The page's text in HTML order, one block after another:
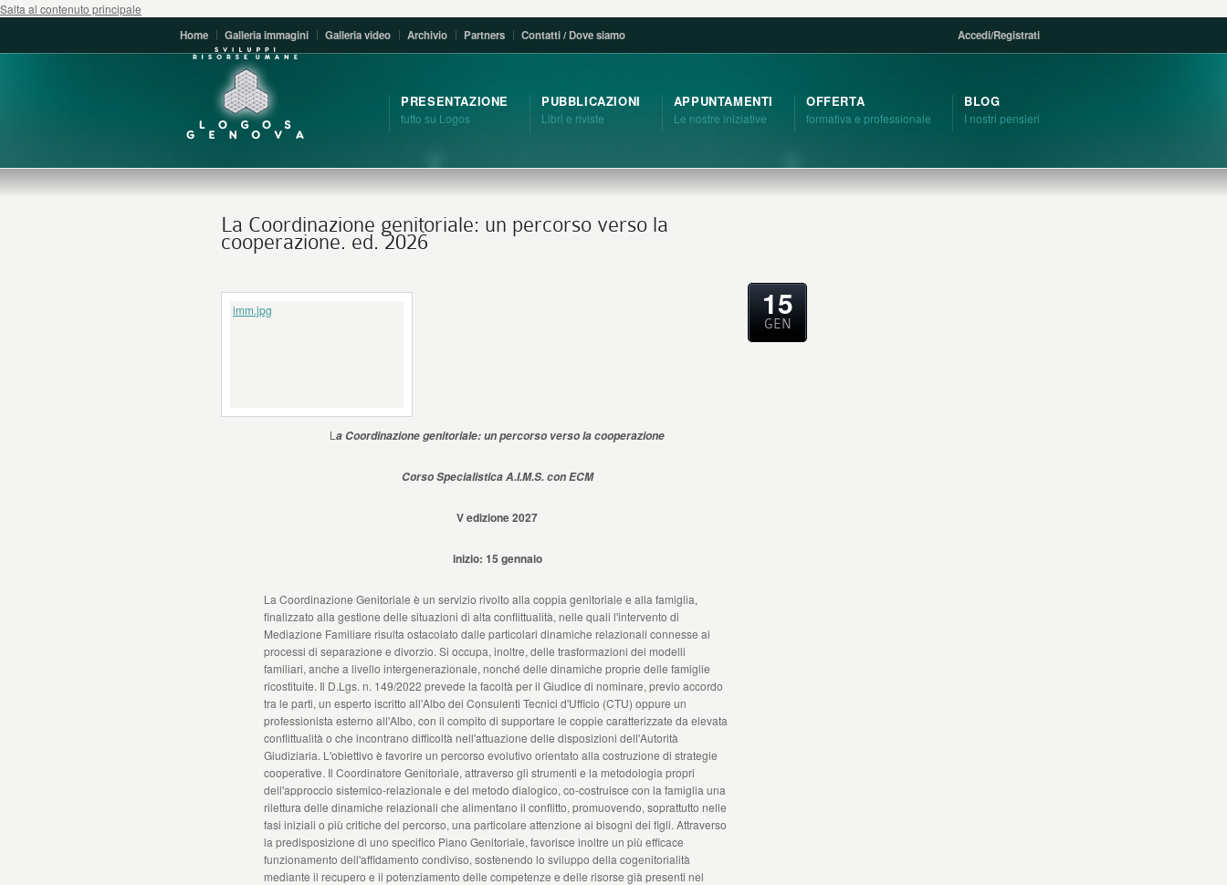
Salta al contenuto principale
Home
Galleria immagini Galleria video Archivio Partners Contatti / Dove siamo Accedi/Registrati
PRESENTAZIONE
tutto su Logos
PUBBLICAZIONI
Libri e riviste
APPUNTAMENTI
Le nostre iniziative
OFFERTA
formativa e professionale
BLOG
I nostri pensieri
La Coordinazione genitoriale: un percorso verso la
cooperazione. ed. 2026
imm.jpg
La Coordinazione genitoriale: un percorso verso la cooperazione
Corso Specialistica A.I.M.S. con ECM
V edizione 2027
inizio: 15 gennaio
La Coordinazione Genitoriale è un servizio rivolto alla coppia genitoriale e alla famiglia,
finalizzato alla gestione delle situazioni di alta conflittualità, nelle quali l'intervento di
Mediazione Familiare risulta ostacolato dalle particolari dinamiche relazionali connesse ai
processi di separazione e divorzio. Si occupa, inoltre, delle trasformazioni dei modelli
familiari, anche a livello intergenerazionale, nonché delle dinamiche proprie delle famiglie
ricostituite. Il D.Lgs. n. 149/2022 prevede la facoltà per il Giudice di nominare, previo accordo
tra le parti, un esperto iscritto all'Albo dei Consulenti Tecnici d'Ufficio (CTU) oppure un
professionista esterno all'Albo, con il compito di supportare le coppie caratterizzate da elevata
conflittualità o che incontrano difficoltà nell'attuazione delle disposizioni dell'Autorità
Giudiziaria. L'obiettivo è favorire un percorso evolutivo orientato alla costruzione di strategie
cooperative. Il Coordinatore Genitoriale, attraverso gli strumenti e la metodologia propri
dell'approccio sistemico-relazionale e del metodo dialogico, co-costruisce con la famiglia una
rilettura delle dinamiche relazionali che alimentano il conflitto, promuovendo, soprattutto nelle
fasi iniziali o più critiche del percorso, una particolare attenzione ai bisogni dei figli. Attraverso
la predisposizione di uno specifico Piano Genitoriale, favorisce inoltre un più efficace
funzionamento dell'affidamento condiviso, sostenendo lo sviluppo della cogenitorialità
mediante il recupero e il potenziamento delle competenze e delle risorse già presenti nel
15
GEN